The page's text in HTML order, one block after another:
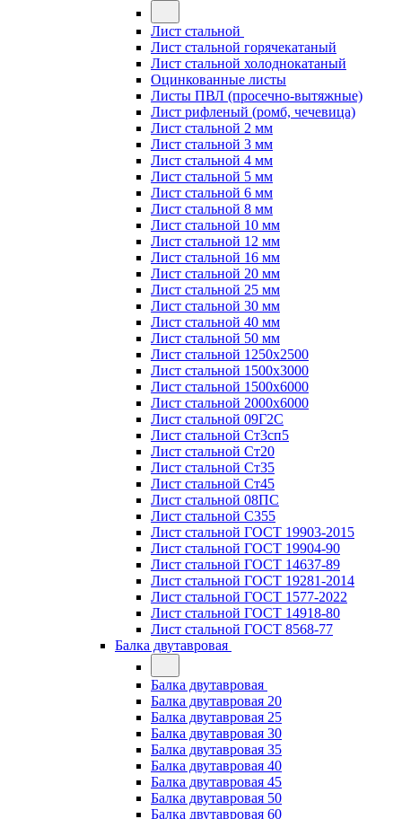
Лист стальной
Лист стальной горячекатаный
Лист стальной холоднокатаный
Оцинкованные листы
Листы ПВЛ (просечно-вытяжные)
Лист рифленый (ромб, чечевица)
Лист стальной 2 мм
Лист стальной 3 мм
Лист стальной 4 мм
Лист стальной 5 мм
Лист стальной 6 мм
Лист стальной 8 мм
Лист стальной 10 мм
Лист стальной 12 мм
Лист стальной 16 мм
Лист стальной 20 мм
Лист стальной 25 мм
Лист стальной 30 мм
Лист стальной 40 мм
Лист стальной 50 мм
Лист стальной 1250х2500
Лист стальной 1500х3000
Лист стальной 1500х6000
Лист стальной 2000х6000
Лист стальной 09Г2С
Лист стальной Ст3сп5
Лист стальной Ст20
Лист стальной Ст35
Лист стальной Ст45
Лист стальной 08ПС
Лист стальной С355
Лист стальной ГОСТ 19903-2015
Лист стальной ГОСТ 19904-90
Лист стальной ГОСТ 14637-89
Лист стальной ГОСТ 19281-2014
Лист стальной ГОСТ 1577-2022
Лист стальной ГОСТ 14918-80
Лист стальной ГОСТ 8568-77
Балка двутавровая
Балка двутавровая
Балка двутавровая 20
Балка двутавровая 25
Балка двутавровая 30
Балка двутавровая 35
Балка двутавровая 40
Балка двутавровая 45
Балка двутавровая 50
Балка двутавровая 60